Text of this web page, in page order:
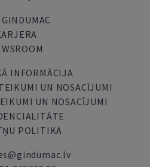
GINDUMAC
INFORMĀCIJA
UN NOSACĪJUMI
UN NOSACĪJUMI
POLITIKA